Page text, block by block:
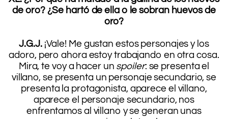
de oro? ¿Se hartó de ella o le sobran huevos de
oro?
J.G.J.¡Vale! Me gustan estos personajes y los
adoro, pero ahora estoy trabajando en otra cosa.
Mira, te voy a hacer un spoiler: se presenta el
villano, se presenta un personaje secundario, se
presenta la protagonista, aparece el villano,
aparece el personaje secundario, nos
enfrentamos al villano y se generan unas